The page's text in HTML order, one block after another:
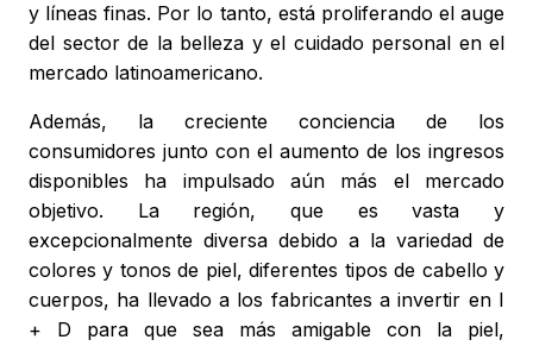
y líneas finas. Por lo tanto, está proliferando el auge
del sector de la belleza y el cuidado personal en el
mercado latinoamericano.
Además, la creciente conciencia de los
consumidores junto con el aumento de los ingresos
disponibles ha impulsado aún más el mercado
objetivo. La región, que es vasta y
excepcionalmente diversa debido a la variedad de
colores y tonos de piel, diferentes tipos de cabello y
cuerpos, ha llevado a los fabricantes a invertir en I
+ D para que sea más amigable con la piel,